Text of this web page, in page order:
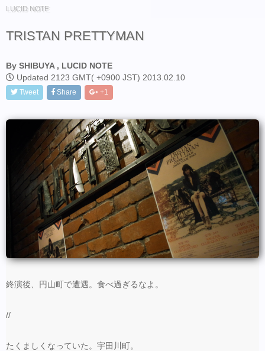
LUCID NOTE
TRISTAN PRETTYMAN
By SHIBUYA , LUCID NOTE
Updated 2123 GMT( +0900 JST) 2013.02.10
Tweet Share +1
終演後、円山町で遭遇。食べ過ぎるなよ。
//
たくましくなっていた。宇田川町。